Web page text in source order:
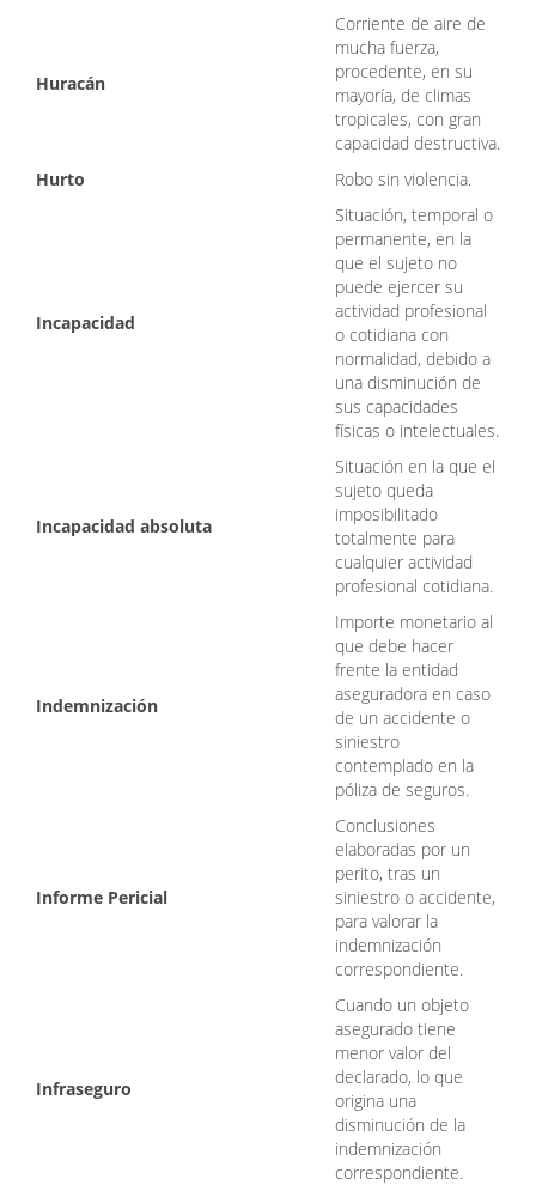
Huracán
Corriente de aire de
mucha fuerza,
procedente, en su
mayoría, de climas
tropicales, con gran
capacidad destructiva.
Hurto
Robo sin violencia.
Incapacidad
Situación, temporal o
permanente, en la
que el sujeto no
puede ejercer su
actividad profesional
o cotidiana con
normalidad, debido a
una disminución de
sus capacidades
físicas o intelectuales.
Incapacidad absoluta
Situación en la que el
sujeto queda
imposibilitado
totalmente para
cualquier actividad
profesional cotidiana.
Indemnización
Importe monetario al
que debe hacer
frente la entidad
aseguradora en caso
de un accidente o
siniestro
contemplado en la
póliza de seguros.
Informe Pericial
Conclusiones
elaboradas por un
perito, tras un
siniestro o accidente,
para valorar la
indemnización
correspondiente.
Infraseguro
Cuando un objeto
asegurado tiene
menor valor del
declarado, lo que
origina una
disminución de la
indemnización
correspondiente.